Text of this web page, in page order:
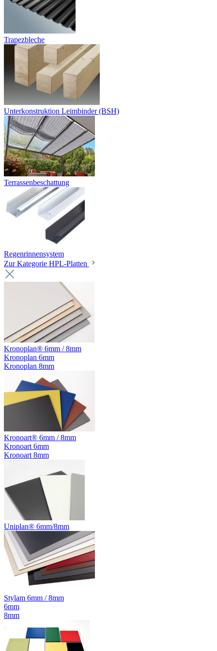
Trapezbleche
Unterkonstruktion Leimbinder (BSH)
Terrassenbeschattung
Regenrinnensystem
Zur Kategorie HPL-Platten
Kronoplan® 6mm / 8mm
Kronoplan 6mm
Kronoplan 8mm
Kronoart® 6mm / 8mm
Kronoart 6mm
Kronoart 8mm
Uniplan® 6mm/8mm
Stylam 6mm / 8mm
6mm
8mm